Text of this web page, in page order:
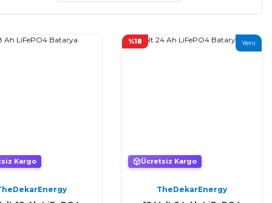
Kargo
%18 Yeni
Ücretsiz Kargo
TheDekarEnergy